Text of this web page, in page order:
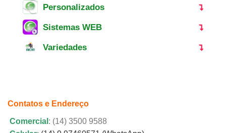
Personalizados
Sistemas WEB
Variedades
Contatos e Endereço
Comercial : (14) 3500 9588